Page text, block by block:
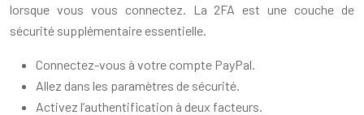
lorsque vous vous connectez. La 2FA est une couche de
sécurité supplémentaire essentielle.
Connectez-vous à votre compte PayPal.
Allez dans les paramètres de sécurité.
Activez l’authentification à deux facteurs.